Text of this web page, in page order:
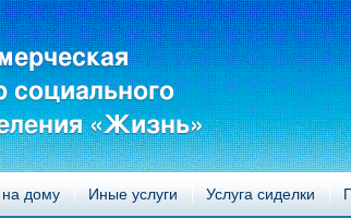
социального
«Жизнь»
дому Иные услуги Услуга сиделки